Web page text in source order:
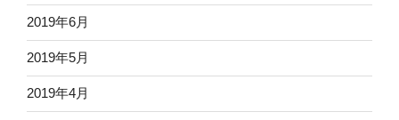
2019年6月
2019年5月
2019年4月